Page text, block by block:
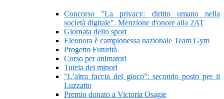
Concorso "La privacy: diritto umano nella
società digitale". Menzione d'onore alla 2AT
Giornata dello sport
Eleonora è campionessa nazionale Team Gym
Progetto Futurità
Corso per animatori
Tutela dei minori
"L’altra faccia del gioco”: secondo posto per il
Luzzatto
Premio donato a Victoria Osagie